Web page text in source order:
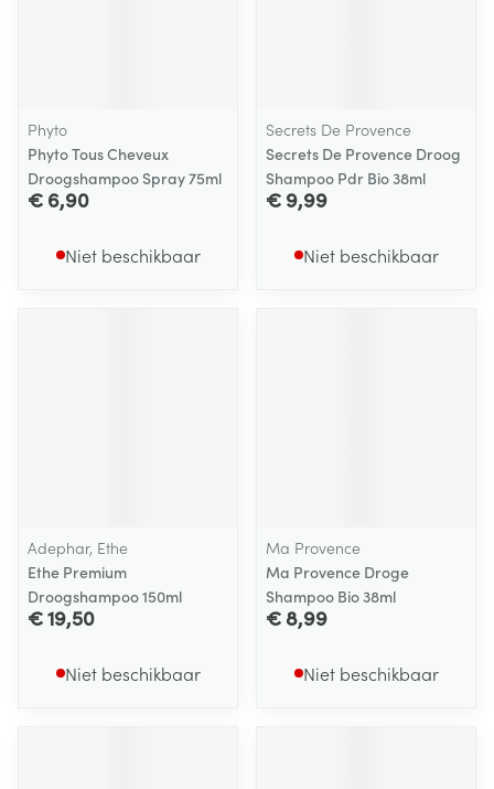
Phyto
Phyto Tous Cheveux
Droogshampoo Spray 75ml
€ 6,90
Niet beschikbaar
Secrets De Provence
Secrets De Provence Droog
Shampoo Pdr Bio 38ml
€ 9,99
Niet beschikbaar
Adephar, Ethe
Ethe Premium
Droogshampoo 150ml
€ 19,50
Niet beschikbaar
Ma Provence
Ma Provence Droge
Shampoo Bio 38ml
€ 8,99
Niet beschikbaar